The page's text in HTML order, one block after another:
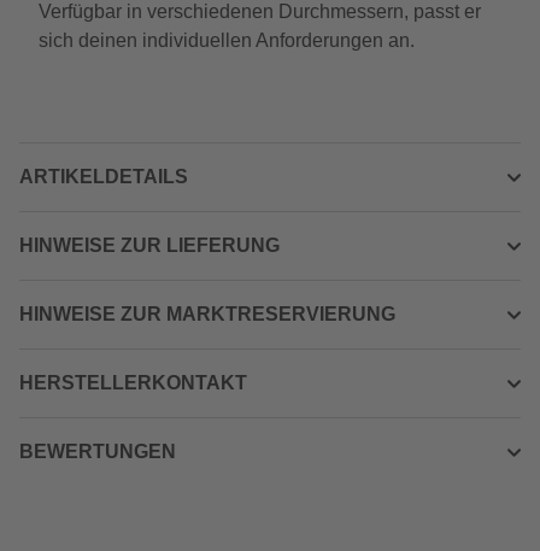
Verfügbar in verschiedenen Durchmessern, passt er
sich deinen individuellen Anforderungen an.
ARTIKELDETAILS
HINWEISE ZUR LIEFERUNG
HINWEISE ZUR MARKTRESERVIERUNG
HERSTELLERKONTAKT
BEWERTUNGEN